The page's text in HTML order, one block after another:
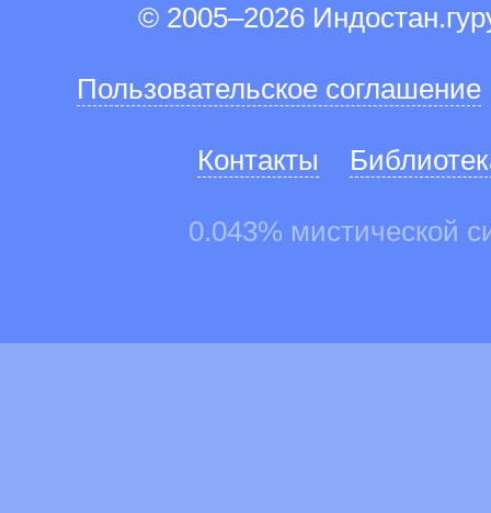
© 2005–2026
Пользовательское соглашение
Контакты
0.043% мистической